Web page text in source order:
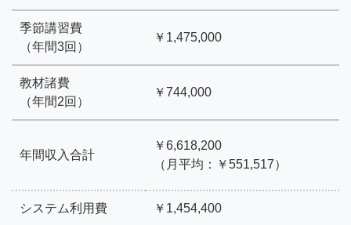
季節講習費
（年間3回）
￥1,475,000
教材諸費
（年間2回）
￥744,000
年間収入合計
￥6,618,200
（月平均：￥551,517）
システム利用費 ￥1,454,400